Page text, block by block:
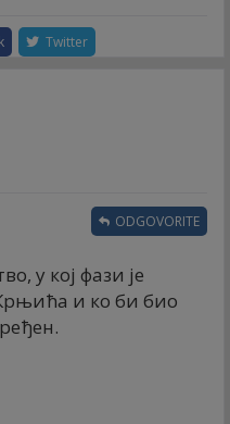
Twitter
у кој фази је
и ко би био
ODGOVORITE